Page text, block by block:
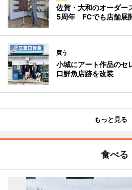
佐賀・大和のオーダー
5周年 FCでも店舗展
買う
小城にアート作品の
口鮮魚店跡を改装
もっと見る
食べる